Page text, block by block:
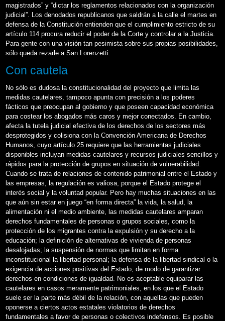
magistrados” y “dictar los reglamentos relacionados con la organización
judicial”. Los denodados republicanos que saldrán a la calle el martes en
defensa de la Constitución entienden que el cumplimiento estricto de su
artículo 114 procura reducir el poder de la Corte y controlar a la Justicia.
Para gente con una visión tan pesimista sobre sus propias posibilidades,
sólo queda rezarle a San Lorenzetti.
Con cautela
No sólo es dudosa la constitucionalidad del proyecto que limita las
medidas cautelares, tampoco apunta con precisión a los poderes
fácticos que preocupan al gobierno y que poseen capacidad económica
para costear los abogados más caros y mejor conectados. En cambio,
afecta la tutela judicial efectiva de los derechos de los sectores más
desprotegidos y colisiona con la Convención Americana de Derechos
Humanos, cuyo artículo 25 requiere que las herramientas judiciales
disponibles incluyan medidas cautelares y recursos judiciales sencillos y
rápidos para la protección de grupos en situación de vulnerabilidad.
Cuando se trata de relaciones de contenido patrimonial entre el Estado y
las empresas, la regulación es valiosa, porque el Estado protege el
interés social y la voluntad popular. Pero hay muchas situaciones en las
que aún sin estar en juego “en forma directa” la vida, la salud, la
alimentación ni el medio ambiente, las medidas cautelares amparan
derechos fundamentales de personas o grupos sociales, como la
protección de los migrantes contra la expulsión y su derecho a la
educación; la definición de alternativas de vivienda de personas
desalojadas; la suspensión de normas que limitan en forma
inconstitucional la libertad personal; la defensa de la libertad sindical o la
exigencia de acciones positivas del Estado, de modo de garantizar
derechos en condiciones de igualdad. No es aceptable equiparar las
cautelares en casos meramente patrimoniales, en los que el Estado
suele ser la parte más débil de la relación, con aquellas que pueden
oponerse a ciertos actos estatales violatorios de derechos
fundamentales a favor de personas o colectivos indefensos. Es posible